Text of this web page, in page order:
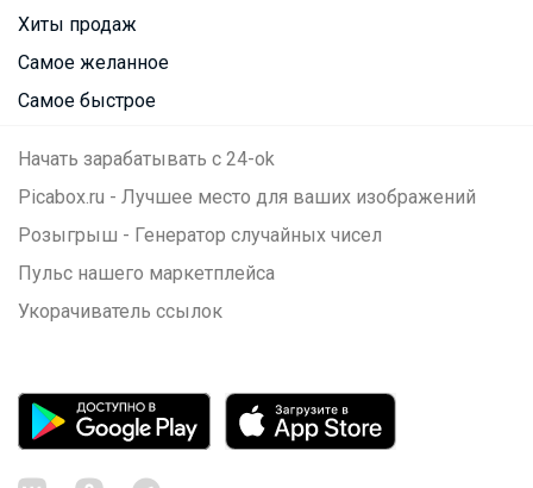
Хиты продаж
Самое желанное
Самое быстрое
Начать зарабатывать с 24-ok
Picabox.ru - Лучшее место для ваших изображений
Розыгрыш - Генератор случайных чисел
Пульс нашего маркетплейса
Укорачиватель ссылок